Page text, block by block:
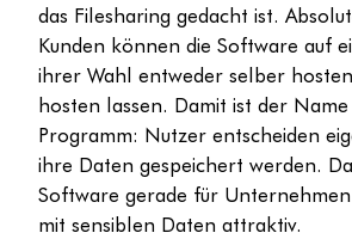
das Filesharing gedacht ist.
Kunden können die Software auf
ihrer Wahl entweder selber
hosten lassen. Damit ist der
Programm: Nutzer entscheiden
ihre Daten gespeichert werden.
Software gerade für
mit sensiblen Daten attraktiv.